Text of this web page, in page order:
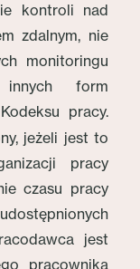
kontroli nad
zdalnym, nie
monitoringu
form
pracy.
jeżeli jest to
pracy
czasu pracy
jest
pracownika